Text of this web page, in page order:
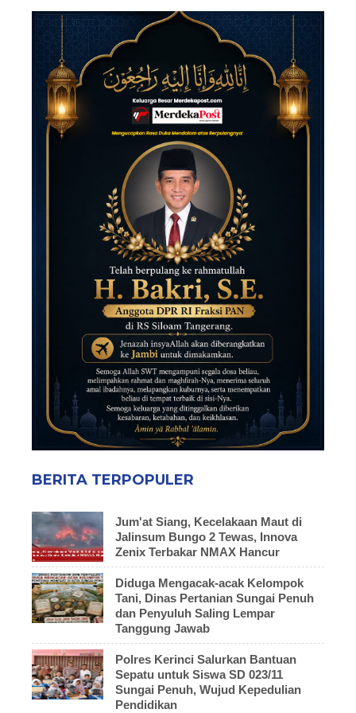
BERITA TERPOPULER
Jum'at Siang, Kecelakaan Maut di
Jalinsum Bungo 2 Tewas, Innova
Zenix Terbakar NMAX Hancur
Diduga Mengacak-acak Kelompok
Tani, Dinas Pertanian Sungai Penuh
dan Penyuluh Saling Lempar
Tanggung Jawab
Polres Kerinci Salurkan Bantuan
Sepatu untuk Siswa SD 023/11
Sungai Penuh, Wujud Kepedulian
Pendidikan